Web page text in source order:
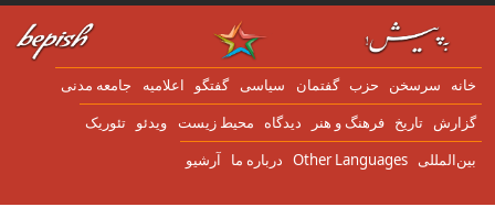
به محتوای اصلی
سرسخن حزب گفتمان سياسی گفتگو اعلاميه جامعه مدنی
تاریخ فرهنگ و هنر دیدگاه محیط زیست ویدئو تئوریک
Other Languages درباره ما آرشیو